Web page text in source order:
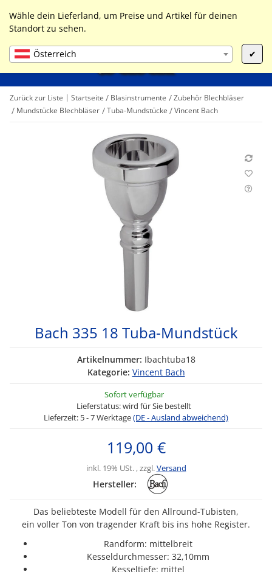
Wähle dein Lieferland, um Preise und Artikel für deinen
Standort zu sehen.
Österreich ✔
Liste ist leer
Zurück zur Liste Startseite Blasinstrumente
Zubehör Blechbläser
Mundstücke Blechbläser
Tuba-Mundstücke Vincent Bach
Bach 335 18 Tuba-Mundstück
Artikelnummer: Ibachtuba18
Kategorie: Vincent Bach
Sofort verfügbar
Lieferstatus: wird für Sie bestellt
Lieferzeit: 5 - 7 Werktage(DE - Ausland abweichend)
119,00 €
inkl. 19% USt. , zzgl.Versand
Hersteller:
Das beliebteste Modell für den Allround-Tubisten,
ein voller Ton von tragender Kraft bis ins hohe Register.
Randform: mittelbreit
Kesseldurchmesser: 32,10mm
Kesseltiefe: mittel